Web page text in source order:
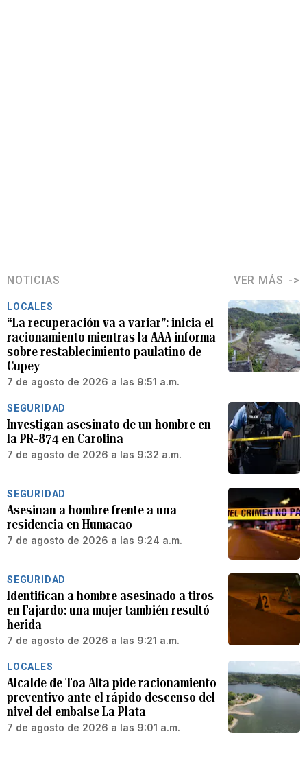
NOTICIAS VER MÁS
LOCALES
“La recuperación va a variar”: inicia el
racionamiento mientras la AAA informa
sobre restablecimiento paulatino de
Cupey
7 de agosto de 2026 a las 9:51 a.m.
SEGURIDAD
Investigan asesinato de un hombre en
la PR-874 en Carolina
7 de agosto de 2026 a las 9:32 a.m.
SEGURIDAD
Asesinan a hombre frente a una
residencia en Humacao
7 de agosto de 2026 a las 9:24 a.m.
SEGURIDAD
Identifican a hombre asesinado a tiros
en Fajardo: una mujer también resultó
herida
7 de agosto de 2026 a las 9:21 a.m.
LOCALES
Alcalde de Toa Alta pide racionamiento
preventivo ante el rápido descenso del
nivel del embalse La Plata
7 de agosto de 2026 a las 9:01 a.m.